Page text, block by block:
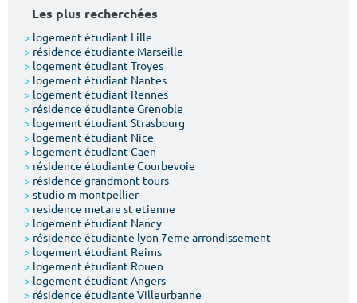
Type de location
Votre date d'entrée
Les plus recherchées
> logement étudiant Lille
> résidence étudiante Marseille
> logement étudiant Troyes
> logement étudiant Nantes
> logement étudiant Rennes
> résidence étudiante Grenoble
> logement étudiant Strasbourg
> logement étudiant Nice
> logement étudiant Caen
> résidence étudiante Courbevoie
> résidence grandmont tours
> studio m montpellier
> residence metare st etienne
> logement étudiant Nancy
> résidence étudiante lyon 7eme arrondissement
> logement étudiant Reims
> logement étudiant Rouen
> logement étudiant Angers
> résidence étudiante Villeurbanne